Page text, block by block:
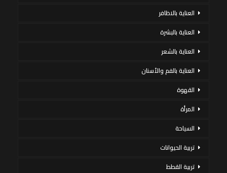
العناية بالاظافر
العناية بالبشرة
العناية بالشعر
العناية بالفم والأسنان
القهوة
المرأة
السياحة
تربية الحيوانات
تربية القطط